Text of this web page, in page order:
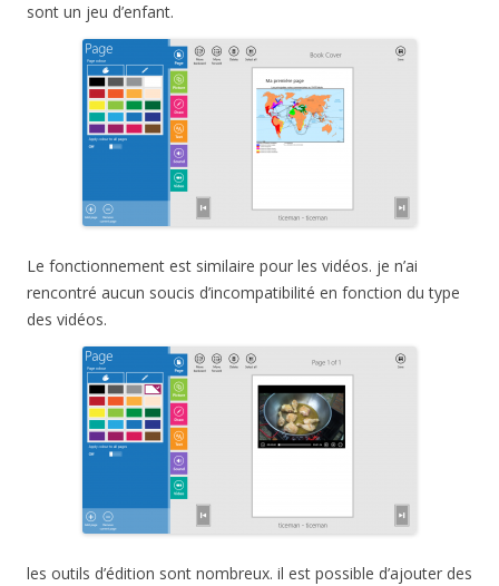
sont un jeu d’enfant.
Le fonctionnement est similaire pour les vidéos. je n’ai
rencontré aucun soucis d’incompatibilité en fonction du type
des vidéos.
les outils d’édition sont nombreux. il est possible d’ajouter des